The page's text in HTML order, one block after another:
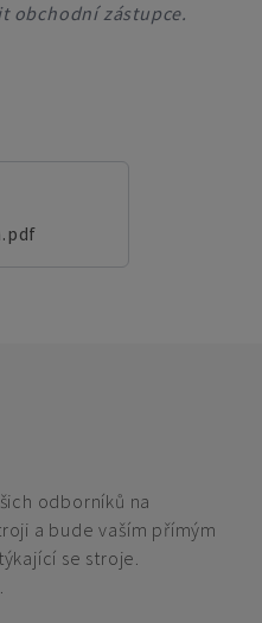
obchodní zástupce.
odborníků na
a bude vaším přímým
se stroje.